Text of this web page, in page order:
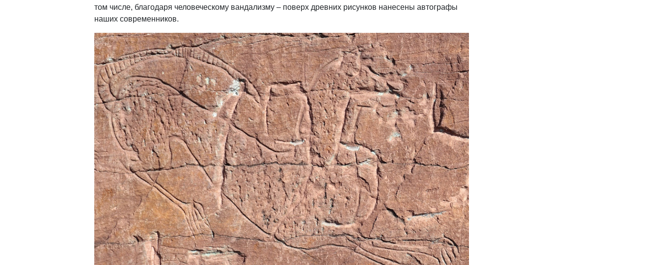
том числе, благодаря человеческому вандализму – поверх древних рисунков нанесены автографы
наших современников.